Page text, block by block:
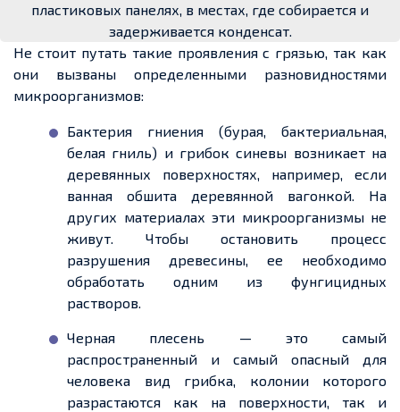
пластиковых панелях, в местах, где собирается и
задерживается конденсат.
Не стоит путать такие проявления с грязью, так как
они вызваны определенными разновидностями
микроорганизмов:
Бактерия гниения (бурая, бактериальная,
белая гниль) и грибок синевы возникает на
деревянных поверхностях, например, если
ванная обшита деревянной вагонкой. На
других материалах эти микроорганизмы не
живут. Чтобы остановить процесс
разрушения древесины, ее необходимо
обработать одним из фунгицидных
растворов.
Черная плесень — это самый
распространенный и самый опасный для
человека вид грибка, колонии которого
разрастаются как на поверхности, так и